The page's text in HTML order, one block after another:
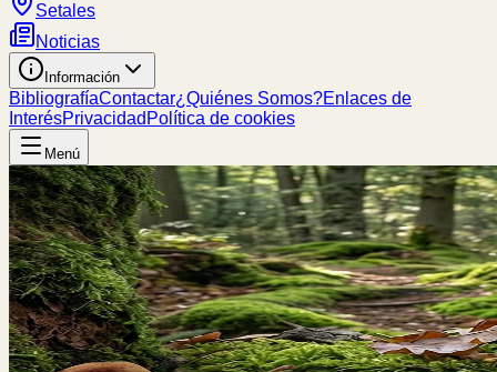
Setales
Noticias
Información
BibliografíaContactar¿Quiénes Somos?Enlaces de
InterésPrivacidad Política de cookies
Menú